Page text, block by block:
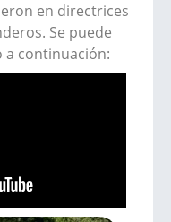
en directrices
Se puede
a continuación: